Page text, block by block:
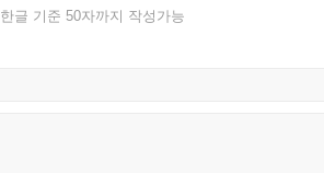
한글 기준 50자까지 작성가능